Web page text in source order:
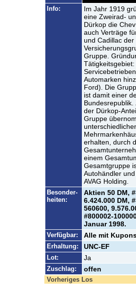
Info:
Im Jahr 1919
eine Zweirad-
Dürkop die
auch Verträge
und Cadillac
Gruppe.
Automarken
Ford). Die
ist damit einer
der Dürkop-
Gruppe
erhalten, durch
einem
Gesamtgruppe
Autohändler
AVAG Holding.
Besonder-
heiten:
Aktien 50 DM,
6.424.000 DM,
560600,
#800002-
Januar 1998.
Verfügbar: Alle mit
Erhaltung: UNC-EF
Lot: Ja
Zuschlag: offen
Vorheriges Los